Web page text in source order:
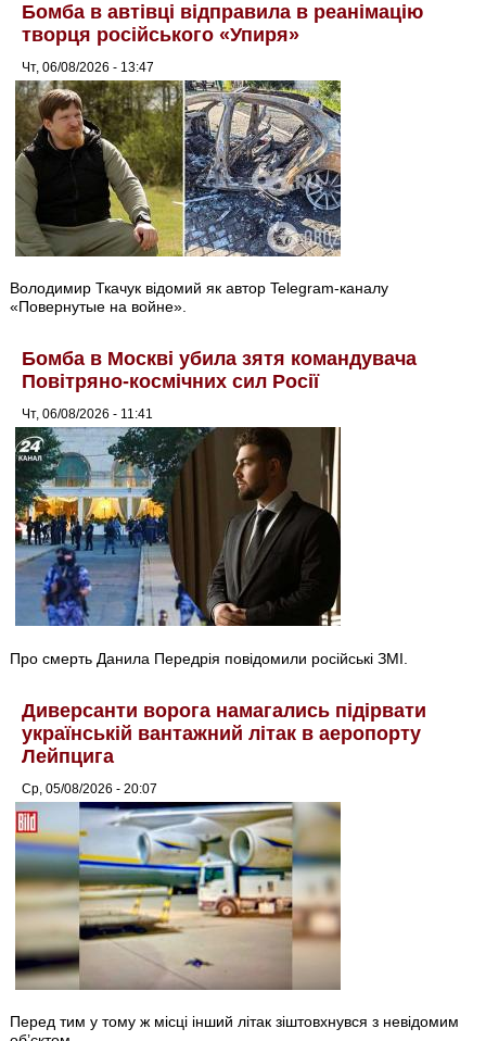
Бомба в автівці відправила в реанімацію
творця російського «Упиря»
Чт, 06/08/2026 - 13:47
Володимир Ткачук відомий як автор Telegram-каналу
«Повернутые на войне».
Бомба в Москві убила зятя командувача
Повітряно-космічних сил Росії
Чт, 06/08/2026 - 11:41
Про смерть Данила Передрія повідомили російські ЗМІ.
Диверсанти ворога намагались підірвати
українській вантажний літак в аеропорту
Лейпцига
Ср, 05/08/2026 - 20:07
Перед тим у тому ж місці інший літак зіштовхнувся з невідомим